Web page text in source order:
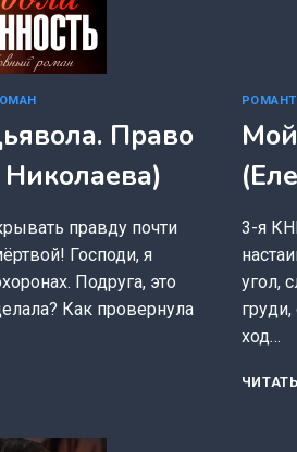
Право
правду почти
Господи, я
Подруга, это
Как провернула
3-я
угол,
ход…
ЧИТАТЬ